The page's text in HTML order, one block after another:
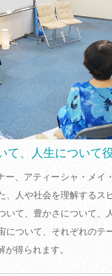
て、人生について
ー、アティーシャ・メイ
、人や社会を理解するス
いて、豊かさについて、
について、それぞれのテ
得られます。